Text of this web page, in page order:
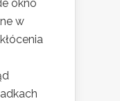
okno
w